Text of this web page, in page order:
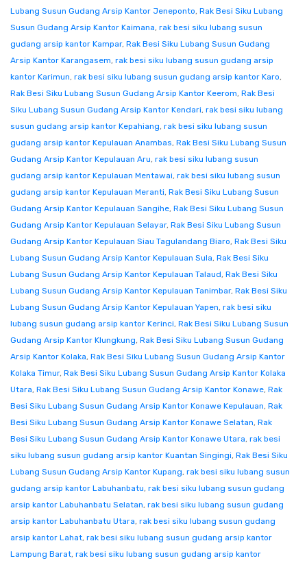
Lubang Susun Gudang Arsip Kantor Jeneponto, Rak Besi Siku Lubang
Susun Gudang Arsip Kantor Kaimana, rak besi siku lubang susun
gudang arsip kantor Kampar, Rak Besi Siku Lubang Susun Gudang
Arsip Kantor Karangasem, rak besi siku lubang susun gudang arsip
kantor Karimun, rak besi siku lubang susun gudang arsip kantor Karo,
Rak Besi Siku Lubang Susun Gudang Arsip Kantor Keerom, Rak Besi
Siku Lubang Susun Gudang Arsip Kantor Kendari, rak besi siku lubang
susun gudang arsip kantor Kepahiang, rak besi siku lubang susun
gudang arsip kantor Kepulauan Anambas, Rak Besi Siku Lubang Susun
Gudang Arsip Kantor Kepulauan Aru, rak besi siku lubang susun
gudang arsip kantor Kepulauan Mentawai, rak besi siku lubang susun
gudang arsip kantor Kepulauan Meranti, Rak Besi Siku Lubang Susun
Gudang Arsip Kantor Kepulauan Sangihe, Rak Besi Siku Lubang Susun
Gudang Arsip Kantor Kepulauan Selayar, Rak Besi Siku Lubang Susun
Gudang Arsip Kantor Kepulauan Siau Tagulandang Biaro, Rak Besi Siku
Lubang Susun Gudang Arsip Kantor Kepulauan Sula, Rak Besi Siku
Lubang Susun Gudang Arsip Kantor Kepulauan Talaud, Rak Besi Siku
Lubang Susun Gudang Arsip Kantor Kepulauan Tanimbar, Rak Besi Siku
Lubang Susun Gudang Arsip Kantor Kepulauan Yapen, rak besi siku
lubang susun gudang arsip kantor Kerinci, Rak Besi Siku Lubang Susun
Gudang Arsip Kantor Klungkung, Rak Besi Siku Lubang Susun Gudang
Arsip Kantor Kolaka, Rak Besi Siku Lubang Susun Gudang Arsip Kantor
Kolaka Timur, Rak Besi Siku Lubang Susun Gudang Arsip Kantor Kolaka
Utara, Rak Besi Siku Lubang Susun Gudang Arsip Kantor Konawe, Rak
Besi Siku Lubang Susun Gudang Arsip Kantor Konawe Kepulauan, Rak
Besi Siku Lubang Susun Gudang Arsip Kantor Konawe Selatan, Rak
Besi Siku Lubang Susun Gudang Arsip Kantor Konawe Utara, rak besi
siku lubang susun gudang arsip kantor Kuantan Singingi, Rak Besi Siku
Lubang Susun Gudang Arsip Kantor Kupang, rak besi siku lubang susun
gudang arsip kantor Labuhanbatu, rak besi siku lubang susun gudang
arsip kantor Labuhanbatu Selatan, rak besi siku lubang susun gudang
arsip kantor Labuhanbatu Utara, rak besi siku lubang susun gudang
arsip kantor Lahat, rak besi siku lubang susun gudang arsip kantor
Lampung Barat, rak besi siku lubang susun gudang arsip kantor